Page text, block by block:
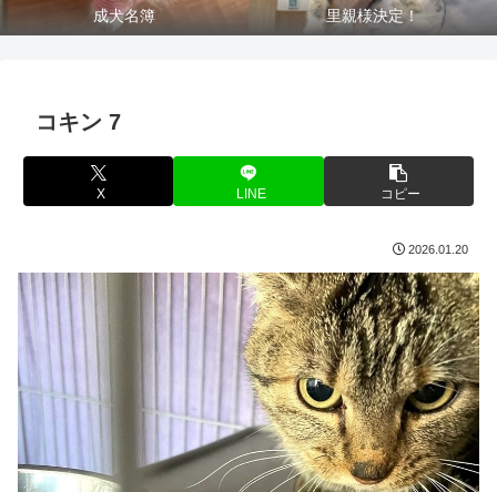
成犬名簿 里親様決定！
コキン 7
X LINE コピー
2026.01.20